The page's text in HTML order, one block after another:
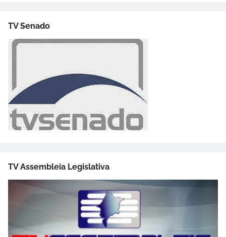
TV Senado
TV Assembleia Legislativa